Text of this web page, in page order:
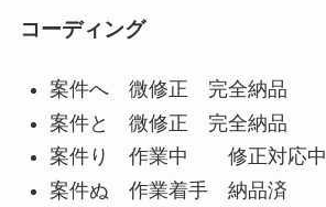
コーディング
案件へ 微修正 完全納品
案件と 微修正 完全納品
案件り 作業中 修正対応中
案件ぬ 作業着手 納品済